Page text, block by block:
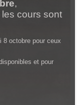
,
cours sont
8 octobre pour ceux
et pour